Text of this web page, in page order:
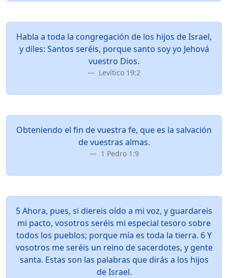
Habla a toda la congregación de los hijos de Israel,
y diles: Santos seréis, porque santo soy yo Jehová
vuestro Dios.
Levítico 19:2
Obteniendo el fin de vuestra fe, que es la salvación
de vuestras almas.
1 Pedro 1:9
5 Ahora, pues, si diereis oído a mi voz, y guardareis
mi pacto, vosotros seréis mi especial tesoro sobre
todos los pueblos; porque mía es toda la tierra. 6 Y
vosotros me seréis un reino de sacerdotes, y gente
santa. Estas son las palabras que dirás a los hijos
de Israel.